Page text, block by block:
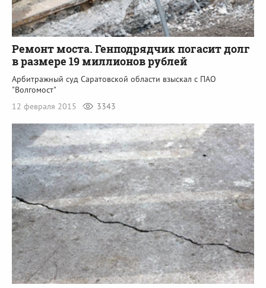
Ремонт моста. Генподрядчик погасит долг
в размере 19 миллионов рублей
Арбитражный суд Саратовской области взыскал с ПАО
"Волгомост"
12 февраля 2015
3343